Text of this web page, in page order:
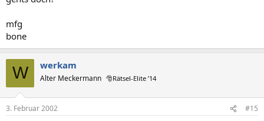
mfg
bone
W werkam
Alter Meckermann 🎅Rätsel-Elite ’14
3. Februar 2002 #15